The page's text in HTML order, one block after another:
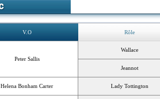
V.O Rôle
Peter Sallis
Wallace
Jeannot
Helena Bonham Carter Lady Tottington